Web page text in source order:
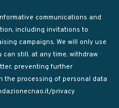
communications and
including invitations to
campaigns. We will only use
still, at any time, withdraw
preventing further
the processing of personal data
privacy